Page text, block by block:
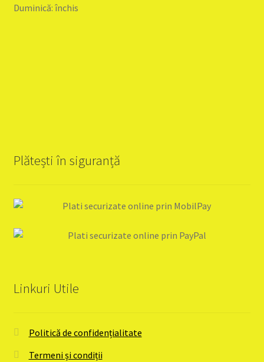
Duminică: închis
Plătești în siguranță
Linkuri Utile
Politică de confidențialitate
Termeni și condiții